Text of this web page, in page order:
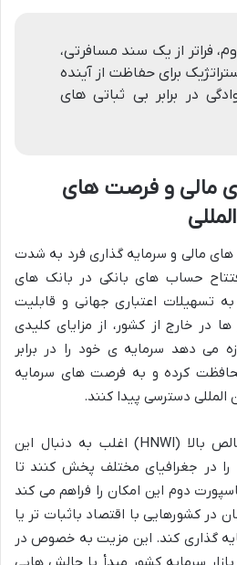
فراتر از یک سند مسافرتی،
برای حفاظت از آینده
در برابر بی ثباتی های
مالی و فرصت های
های مالی و سرمایه گذاری فرد به شدت
حساب های بانکی در بانک های
تسهیلات اعتباری جهانی و قابلیت
در خارج از کشور، از مزایای کلیدی
می دهد سرمایه ی خود را در برابر
کرده و به فرصت های سرمایه
المللی دسترسی پیدا کنند.
سرمایه گذاران با دارایی خالص بالا (HNWI) اغلب به دنبال این
در جغرافیای مختلف پخش کنند تا
دوم این امکان را فراهم می کند
در کشورهایی با اقتصاد باثبات تر یا
گذاری کند. این مزیت به خصوص در